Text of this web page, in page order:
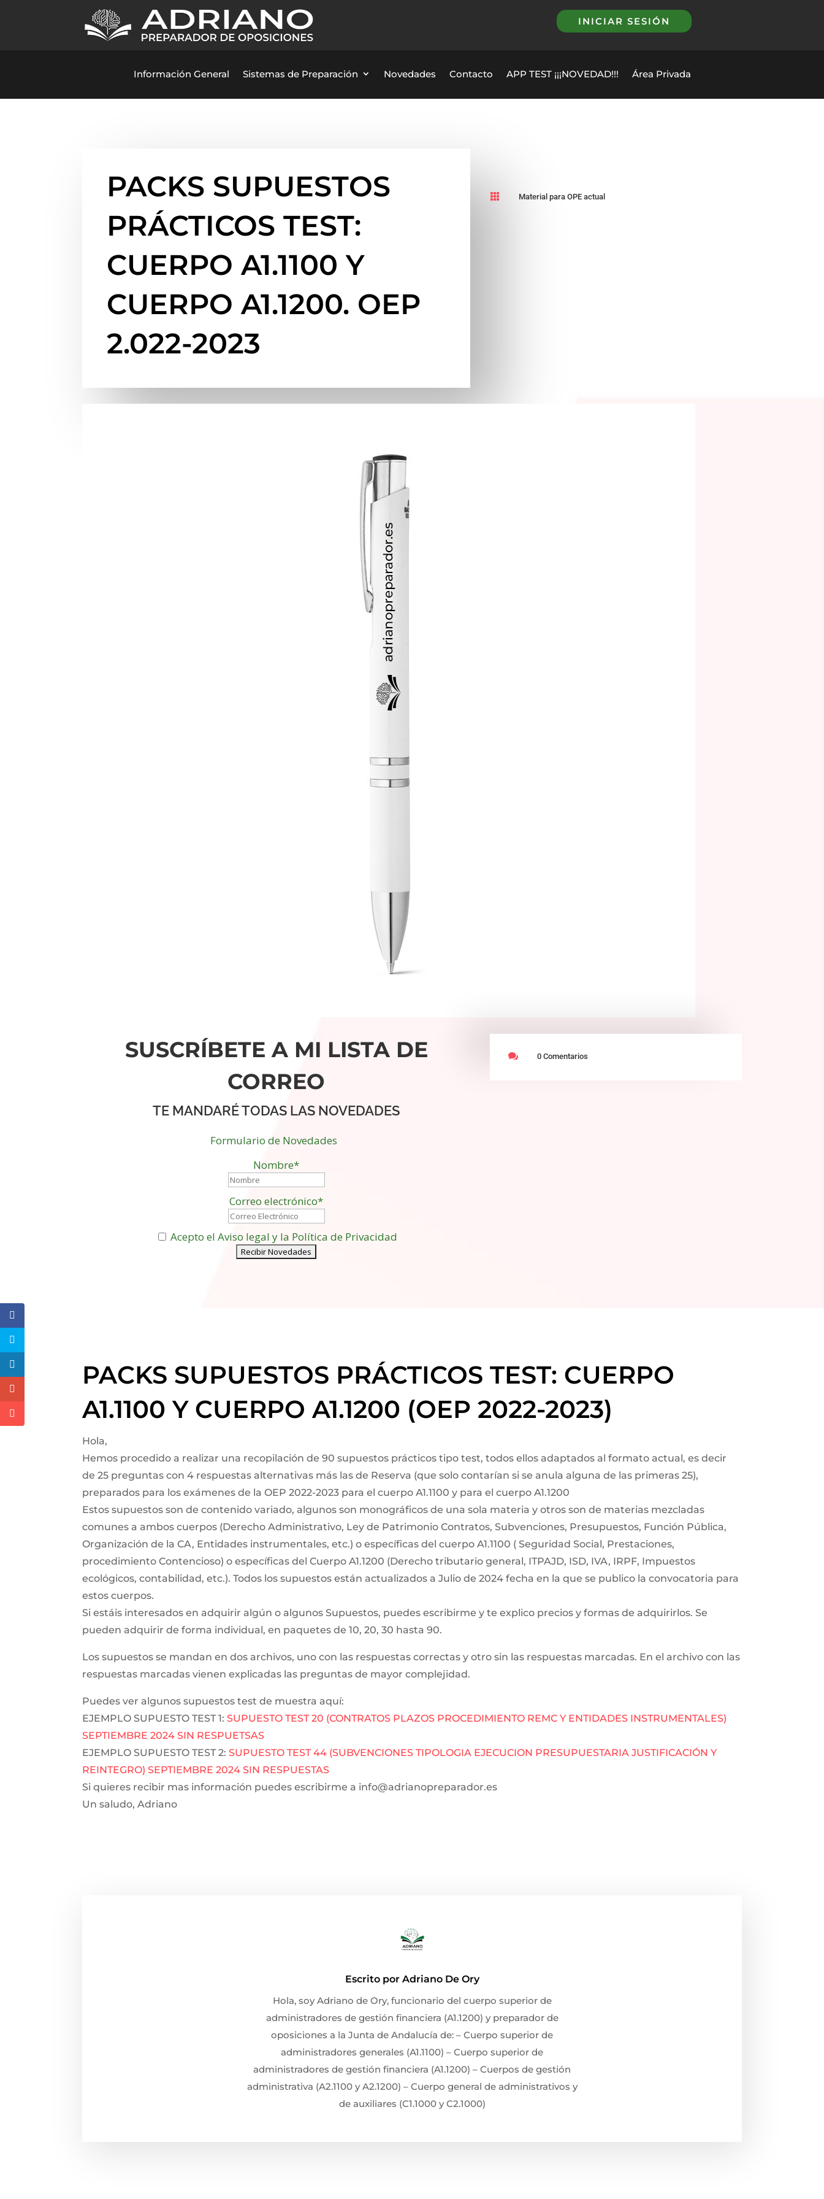
INICIAR SESIÓN
Información General Sistemas de Preparación Novedades Contacto APP TEST ¡¡¡NOVEDAD!!! Área Privada
PACKS SUPUESTOS
PRÁCTICOS TEST:
CUERPO A1.1100 Y
CUERPO A1.1200. OEP
2.022-2023
 Material para OPE actual
SUSCRÍBETE A MI LISTA DE
CORREO
TE MANDARÉ TODAS LAS NOVEDADES
Formulario de Novedades
Nombre*
Correo electrónico*
Acepto el Aviso legal y la Política de Privacidad
 0 Comentarios
PACKS SUPUESTOS PRÁCTICOS TEST: CUERPO
A1.1100 Y CUERPO A1.1200 (OEP 2022-2023)
Hola,
Hemos procedido a realizar una recopilación de 90 supuestos prácticos tipo test, todos ellos adaptados al formato actual, es decir
de 25 preguntas con 4 respuestas alternativas más las de Reserva (que solo contarían si se anula alguna de las primeras 25),
preparados para los exámenes de la OEP 2022-2023 para el cuerpo A1.1100 y para el cuerpo A1.1200
Estos supuestos son de contenido variado, algunos son monográficos de una sola materia y otros son de materias mezcladas
comunes a ambos cuerpos (Derecho Administrativo, Ley de Patrimonio Contratos, Subvenciones, Presupuestos, Función Pública,
Organización de la CA, Entidades instrumentales, etc.) o específicas del cuerpo A1.1100 ( Seguridad Social, Prestaciones,
procedimiento Contencioso) o específicas del Cuerpo A1.1200 (Derecho tributario general, ITPAJD, ISD, IVA, IRPF, Impuestos
ecológicos, contabilidad, etc.). Todos los supuestos están actualizados a Julio de 2024 fecha en la que se publico la convocatoria para
estos cuerpos.
Si estáis interesados en adquirir algún o algunos Supuestos, puedes escribirme y te explico precios y formas de adquirirlos. Se
pueden adquirir de forma individual, en paquetes de 10, 20, 30 hasta 90.
Los supuestos se mandan en dos archivos, uno con las respuestas correctas y otro sin las respuestas marcadas. En el archivo con las
respuestas marcadas vienen explicadas las preguntas de mayor complejidad.
Puedes ver algunos supuestos test de muestra aquí:
EJEMPLO SUPUESTO TEST 1:SUPUESTO TEST 20 (CONTRATOS PLAZOS PROCEDIMIENTO REMC Y ENTIDADES INSTRUMENTALES)
SEPTIEMBRE 2024 SIN RESPUETSAS
EJEMPLO SUPUESTO TEST 2:SUPUESTO TEST 44 (SUBVENCIONES TIPOLOGIA EJECUCION PRESUPUESTARIA JUSTIFICACIÓN Y
REINTEGRO) SEPTIEMBRE 2024 SIN RESPUESTAS
Si quieres recibir mas información puedes escribirme a info@adrianopreparador.es
Un saludo, Adriano
Escrito por Adriano De Ory
Hola, soy Adriano de Ory, funcionario del cuerpo superior de
administradores de gestión financiera (A1.1200) y preparador de
oposiciones a la Junta de Andalucía de: – Cuerpo superior de
administradores generales (A1.1100) – Cuerpo superior de
administradores de gestión financiera (A1.1200) – Cuerpos de gestión
administrativa (A2.1100 y A2.1200) – Cuerpo general de administrativos y
de auxiliares (C1.1000 y C2.1000)